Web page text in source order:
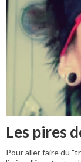
Les pires
Pour aller faire du